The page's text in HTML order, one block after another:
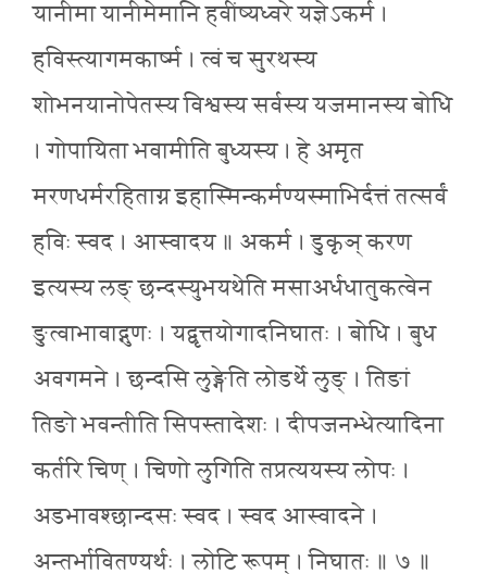
यानीमा यानीमेमानि हवींष्यध्वरे यज्ञेऽकर्म ।
हविस्त्यागमकार्ष्म । त्वं च सुरथस्य
शोभनयानोपेतस्य विश्वस्य सर्वस्य यजमानस्य बोधि
। गोपायिता भवामीति बुध्यस्य । हे अमृत
मरणधर्मरहिताग्न इहास्मिन्कर्मण्यस्माभिर्दत्तं तत्सर्वं
हविः स्वद । आस्वादय ॥ अकर्म । डुकृञ् करण
इत्यस्य लङ् छन्दस्युभयथेति मसाअर्धधातुकत्वेन
ङुत्वाभावाद्गुणः । यद्वृत्तयोगादनिघातः । बोधि । बुध
अवगमने । छन्दसि लुङ्गेति लोडर्थे लुङ् । तिङां
तिङो भवन्तीति सिपस्तादेशः । दीपजनभ्धेत्यादिना
कर्तरि चिण् । चिणो लुगिति तप्रत्ययस्य लोपः ।
अडभावश्छान्दसः स्वद । स्वद आस्वादने ।
अन्तर्भावितण्यर्थः । लोटि रूपम् । निघातः ॥ ७ ॥